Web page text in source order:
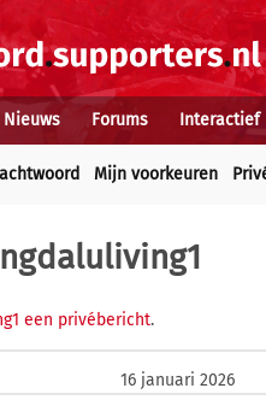
Nieuws Forums Interactief
Mijn voorkeuren
een privébericht.
16 januari 2026